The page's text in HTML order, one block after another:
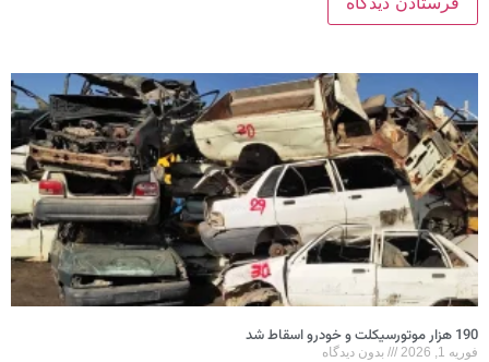
190 هزار موتورسیکلت و خودرو اسقاط شد
فوریه 1, 2026 بدون دیدگاه